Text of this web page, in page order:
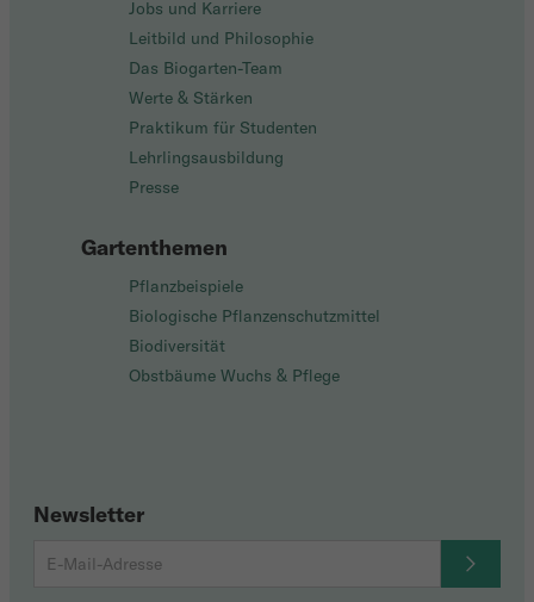
Jobs und Karriere
Leitbild und Philosophie
Das Biogarten-Team
Werte & Stärken
Praktikum für Studenten
Lehrlingsausbildung
Presse
Gartenthemen
Pflanzbeispiele
Biologische Pflanzenschutzmittel
Biodiversität
Obstbäume Wuchs & Pflege
Newsletter